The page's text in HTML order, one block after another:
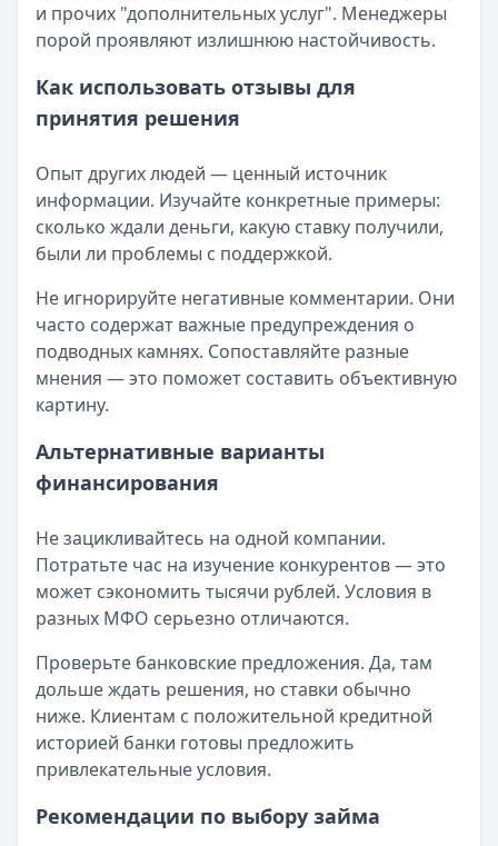
и прочих "дополнительных услуг". Менеджеры
порой проявляют излишнюю настойчивость.
Как использовать отзывы для
принятия решения
Опыт других людей — ценный источник
информации. Изучайте конкретные примеры:
сколько ждали деньги, какую ставку получили,
были ли проблемы с поддержкой.
Не игнорируйте негативные комментарии. Они
часто содержат важные предупреждения о
подводных камнях. Сопоставляйте разные
мнения — это поможет составить объективную
картину.
Альтернативные варианты
финансирования
Не зацикливайтесь на одной компании.
Потратьте час на изучение конкурентов — это
может сэкономить тысячи рублей. Условия в
разных МФО серьезно отличаются.
Проверьте банковские предложения. Да, там
дольше ждать решения, но ставки обычно
ниже. Клиентам с положительной кредитной
историей банки готовы предложить
привлекательные условия.
Рекомендации по выбору займа